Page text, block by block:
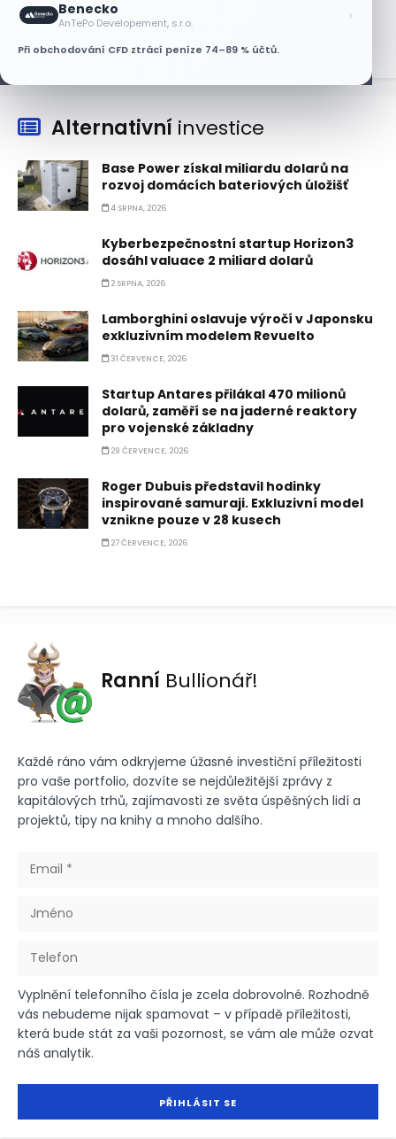
Benecko
AnTePo Developement, s.r.o. ›
Při obchodování CFD ztrácí peníze 74–89 % účtů.
6 SRPNA, 2026
Alternativní investice
Base Power získal miliardu dolarů na
rozvoj domácích bateriových úložišť
4 SRPNA, 2026
Kyberbezpečnostní startup Horizon3
dosáhl valuace 2 miliard dolarů
2 SRPNA, 2026
Lamborghini oslavuje výročí v Japonsku
exkluzivním modelem Revuelto
31 ČERVENCE, 2026
Startup Antares přilákal 470 milionů
dolarů, zaměří se na jaderné reaktory
pro vojenské základny
29 ČERVENCE, 2026
Roger Dubuis představil hodinky
inspirované samuraji. Exkluzivní model
vznikne pouze v 28 kusech
27 ČERVENCE, 2026
Ranní Bullionář!
Každé ráno vám odkryjeme úžasné investiční příležitosti
pro vaše portfolio, dozvíte se nejdůležitější zprávy z
kapitálových trhů, zajímavosti ze světa úspěšných lidí a
projektů, tipy na knihy a mnoho dalšího.
Vyplnění telefonního čísla je zcela dobrovolné. Rozhodně
vás nebudeme nijak spamovat – v případě příležitosti,
která bude stát za vaši pozornost, se vám ale může ozvat
náš analytik.